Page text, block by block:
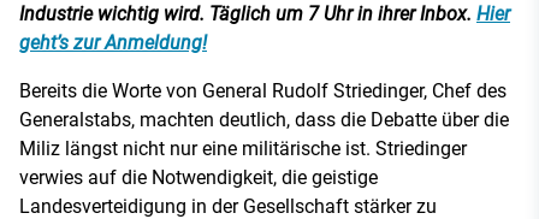
Industrie wichtig wird. Täglich um 7 Uhr in ihrer Inbox. Hier
geht’s zur Anmeldung!
Bereits die Worte von General Rudolf Striedinger, Chef des
Generalstabs, machten deutlich, dass die Debatte über die
Miliz längst nicht nur eine militärische ist. Striedinger
verwies auf die Notwendigkeit, die geistige
Landesverteidigung in der Gesellschaft stärker zu